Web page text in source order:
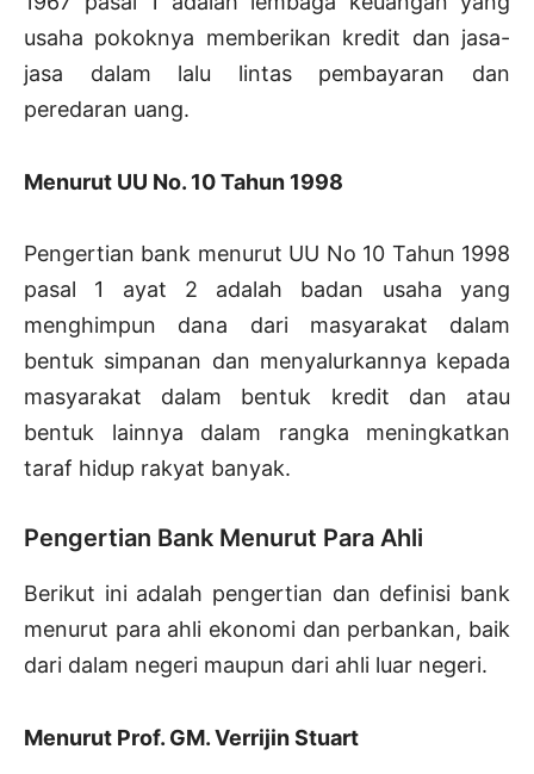
usaha pokoknya memberikan kredit dan jasa-
jasa dalam lalu lintas pembayaran dan
peredaran uang.
Menurut UU No. 10 Tahun 1998
Pengertian bank menurut UU No 10 Tahun 1998
pasal 1 ayat 2 adalah badan usaha yang
menghimpun dana dari masyarakat dalam
bentuk simpanan dan menyalurkannya kepada
masyarakat dalam bentuk kredit dan atau
bentuk lainnya dalam rangka meningkatkan
taraf hidup rakyat banyak.
Pengertian Bank Menurut Para Ahli
Berikut ini adalah pengertian dan definisi bank
menurut para ahli ekonomi dan perbankan, baik
dari dalam negeri maupun dari ahli luar negeri.
Menurut Prof. GM. Verrijin Stuart